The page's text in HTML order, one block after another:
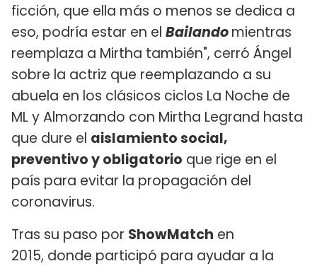
ficción, que ella más o menos se dedica a
eso, podría estar en el Bailandomientras
reemplaza a Mirtha también", cerró Ángel
sobre la actriz que reemplazando a su
abuela en los clásicos ciclos La Noche de
ML y Almorzando con Mirtha Legrand hasta
que dure el aislamiento social,
preventivo y obligatorio que rige en el
país para evitar la propagación del
coronavirus.
Tras su paso por ShowMatch en
2015, donde participó para ayudar a la